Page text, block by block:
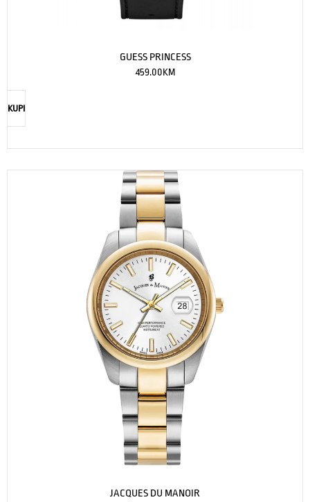
GUESS PRINCESS
459.00KM
KUPI
JACQUES DU MANOIR